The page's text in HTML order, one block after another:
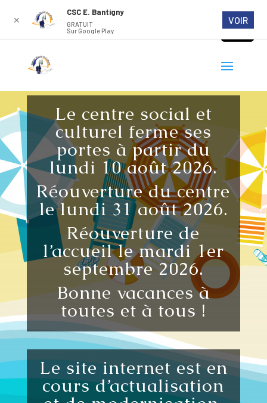
Le centre social et
culturel ferme ses
portes à partir du
lundi 10 août 2026.
Réouverture du centre
le lundi 31 août 2026.
Réouverture de
l’accueil le mardi 1er
septembre 2026.
Bonne vacances à
toutes et à tous !
Le site internet est en
cours d’actualisation
✕
CSC E. Bantigny
GRATUIT
Sur Google Play
VOIR